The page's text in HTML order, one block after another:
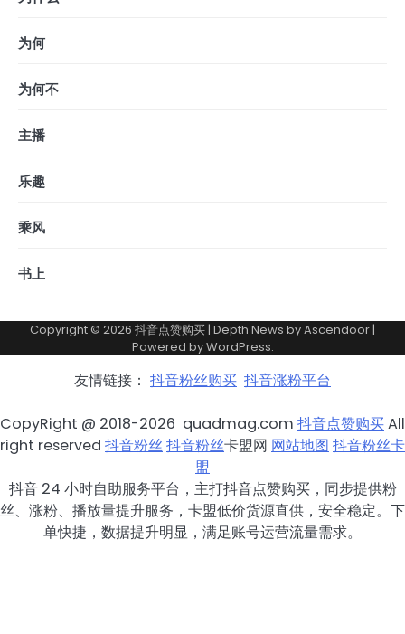
为何
为何不
主播
乐趣
乘风
书上
Copyright © 2026 抖音点赞购买| Depth News byAscendoor|
Powered byWordPress.
友情链接： 抖音粉丝购买 抖音涨粉平台
CopyRight @ 2018-2026 quadmag.com 抖音点赞购买All
right reserved 抖音粉丝抖音粉丝卡盟网 网站地图 抖音粉丝卡
盟
抖音 24 小时自助服务平台，主打抖音点赞购买，同步提供粉
丝、涨粉、播放量提升服务，卡盟低价货源直供，安全稳定。下
单快捷，数据提升明显，满足账号运营流量需求。